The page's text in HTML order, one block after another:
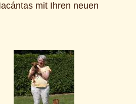
mit Ihren neuen